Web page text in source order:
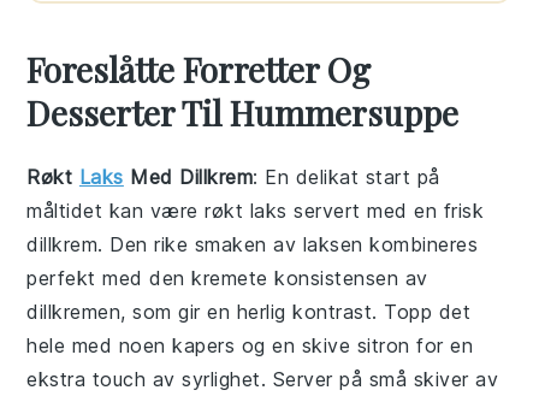
Foreslåtte Forretter Og
Desserter Til Hummersuppe
Røkt Laks Med Dillkrem: En delikat start på
måltidet kan værerøkt laks servert med en frisk
dillkrem. Den rike smaken av laksen kombineres
perfekt med den kremete konsistensen av
dillkremen, som gir en herlig kontrast. Topp det
hele med noen kapers og en skive sitron for en
ekstra touch av syrlighet. Server på små skiver av